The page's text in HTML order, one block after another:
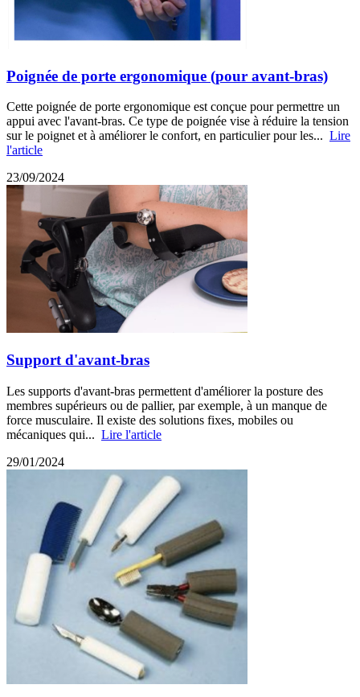
Poignée de porte ergonomique (pour avant-bras)
Cette poignée de porte ergonomique est conçue pour permettre un
appui avec l'avant-bras. Ce type de poignée vise à réduire la tension
sur le poignet et à améliorer le confort, en particulier pour les... Lire
l'article
23/09/2024
Support d'avant-bras
Les supports d'avant-bras permettent d'améliorer la posture des
membres supérieurs ou de pallier, par exemple, à un manque de
force musculaire. Il existe des solutions fixes, mobiles ou
mécaniques qui... Lire l'article
29/01/2024